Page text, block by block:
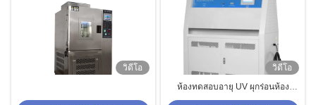
วิดีโอ
วิดีโอ
ห้องทดสอบอายุ UV ผุกร่อนห้อง
ทดสอบสิ่งแวดล้อม